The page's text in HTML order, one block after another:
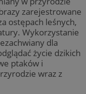
zarejestrowane
ostępach leśnych,
Wykorzystanie
dla
życie dzikich
ptaków i
wraz z